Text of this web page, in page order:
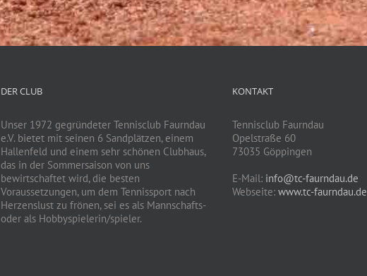
DER CLUB
Unser 1972 gegründeter Tennisclub Faurndau
e.V. bietet mit seinen 6 Sandplätzen, einem
Hallenfeld und einem sehr schönen Clubhaus,
das in der Sommersaison von uns
bewirtschaftet wird, die besten
Voraussetzungen, um dem Tennissport nach
Herzenslust zu frönen, sei es als Mannschafts-
oder als Hobbyspielerin/spieler.
KONTAKT
Tennisclub Faurndau
Opelstraße 60
73035 Göppingen
E-Mail: info@tc-faurndau.de
Webseite: www.tc-faurndau.de